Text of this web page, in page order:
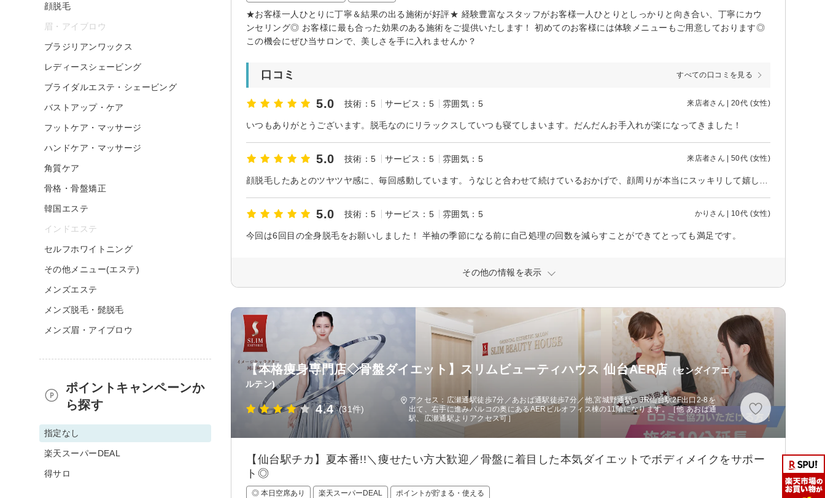
★お客様一人ひとりに丁寧＆結果の出る施術が好評★ 経験豊富なスタッフがお客様一人ひとりとしっかりと向き合い、丁寧にカウ
ンセリング◎ お客様に最も合った効果のある施術をご提供いたします！ 初めてのお客様には体験メニューもご用意しております◎
この機会にぜひ当サロンで、美しさを手に入れませんか？
口コミ すべての口コミを見る
5.0 技術：5 サービス：5 雰囲気：5 来店者さん | 20代 (女性)
いつもありがとうございます。脱毛なのにリラックスしていつも寝てしまいます。だんだんお手入れが楽になってきました！
5.0 技術：5 サービス：5 雰囲気：5 来店者さん | 50代 (女性)
5.0 技術：5 サービス：5 雰囲気：5 かりさん | 10代 (女性)
今回は6回目の全身脱毛をお願いしました！ 半袖の季節になる前に自己処理の回数を減らすことができてとっても満足です。
その他の情報を表示
【本格痩身専門店◇骨盤ダイエット】スリムビューティハウス 仙台AER店
(センダイアエ
ルテン)
4.4 (31件)
アクセス：広瀬通駅徒歩7分／あおば通駅徒歩7分／他,宮城野通駅、JR仙台駅2F出口2-8を
出て、右手に進みパルコの奥にあるAERビルオフィス棟の11階になります。［他 あおば通
駅、広瀬通駅よりアクセス可］
【仙台駅チカ】夏本番!!＼痩せたい方大歓迎／骨盤に着目した本気ダイエットでボディメイクをサポー
ト◎
◎ 本日空席あり 楽天スーパーDEAL ポイントが貯まる・使える
顔脱毛
眉・アイブロウ
ブラジリアンワックス
レディースシェービング
ブライダルエステ・シェービング
バストアップ・ケア
フットケア・マッサージ
ハンドケア・マッサージ
角質ケア
骨格・骨盤矯正
韓国エステ
インドエステ
セルフホワイトニング
その他メニュー(エステ)
メンズエステ
メンズ脱毛・髭脱毛
メンズ眉・アイブロウ
ポイントキャンペーンか
ら探す
指定なし
楽天スーパーDEAL
得サロ